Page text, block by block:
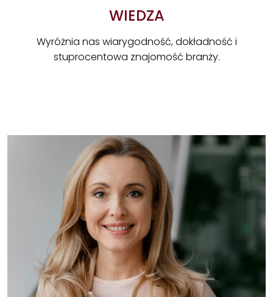
WIEDZA
Wyróżnia nas wiarygodność, dokładność i
stuprocentowa znajomość branży.